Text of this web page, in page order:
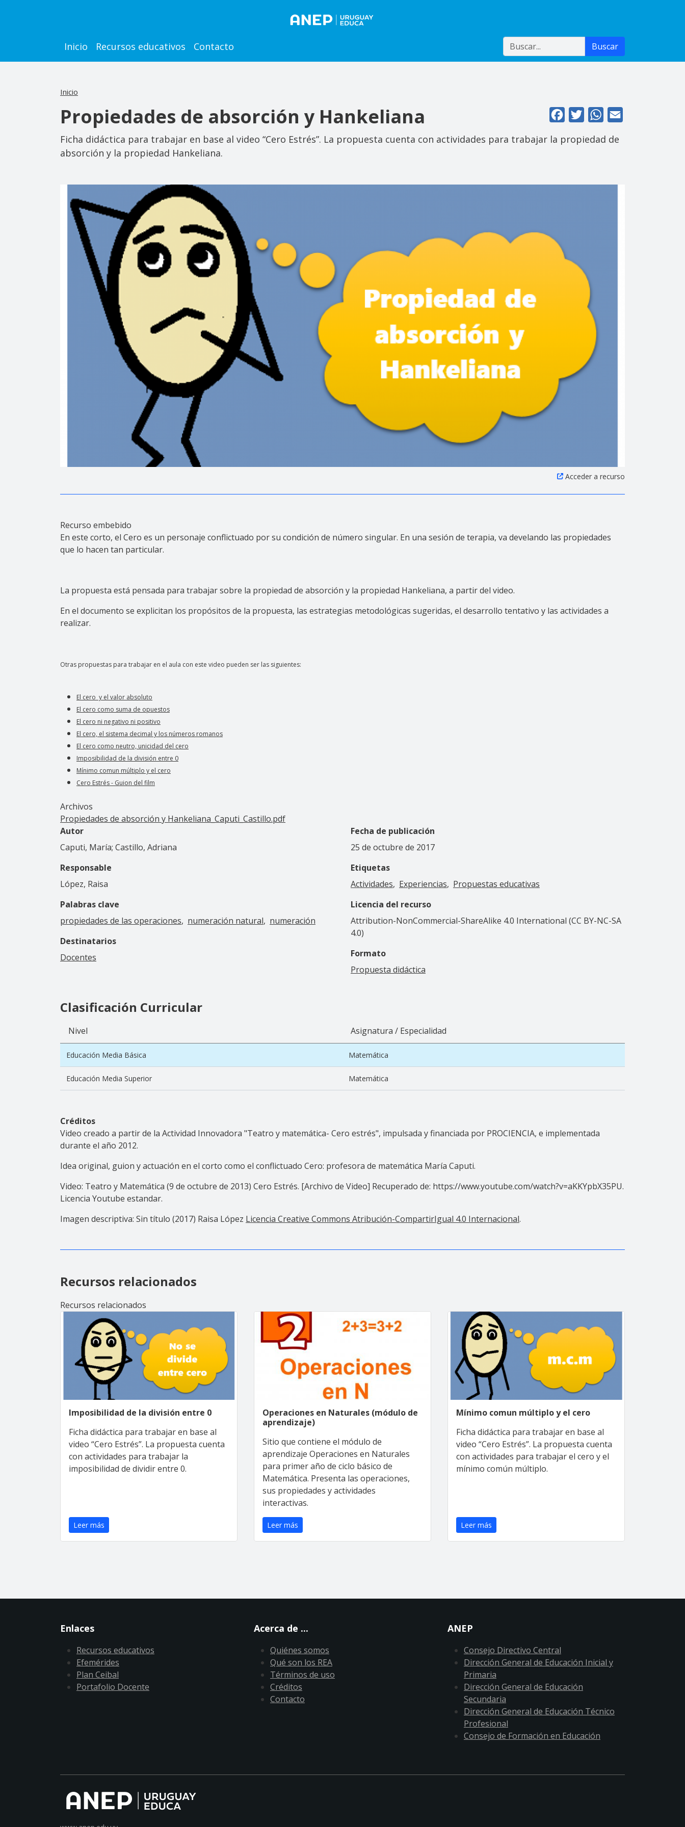
Main navigation
Inicio Recursos educativos Contacto Buscar Buscar
Inicio
FacebookTwitterWhatsApp
Propiedades de absorción y Hankeliana
Ficha didáctica para trabajar en base al video “Cero Estrés”. La propuesta cuenta con actividades para trabajar la propiedad de
absorción y la propiedad Hankeliana.
Acceder a recurso
Recurso embebido
En este corto, el Cero es un personaje conflictuado por su condición de número singular. En una sesión de terapia, va develando las propiedades
que lo hacen tan particular.
La propuesta está pensada para trabajar sobre la propiedad de absorción y la propiedad Hankeliana, a partir del video.
En el documento se explicitan los propósitos de la propuesta, las estrategias metodológicas sugeridas, el desarrollo tentativo y las actividades a
realizar.
Otras propuestas para trabajar en el aula con este video pueden ser las siguientes:
El cero y el valor absoluto
El cero como suma de opuestos
El cero ni negativo ni positivo
El cero, el sistema decimal y los números romanos
El cero como neutro, unicidad del cero
Imposibilidad de la división entre 0
Mínimo comun múltiplo y el cero
Cero Estrés - Guion del film
Archivos
Propiedades de absorción y Hankeliana_Caputi_Castillo.pdf
Autor
Caputi, María; Castillo, Adriana
Responsable
López, Raisa
Palabras clave
propiedades de las operaciones
numeración natural
numeración
Destinatarios
Docentes
Fecha de publicación
25 de octubre de 2017
Etiquetas
Actividades
Experiencias
Propuestas educativas
Licencia del recurso
Attribution-NonCommercial-ShareAlike 4.0 International (CC BY-NC-SA
4.0)
Formato
Propuesta didáctica
Clasificación Curricular
Nivel
Educación Media Básica
Educación Media Superior
Asignatura / Especialidad
Matemática
Matemática
Créditos
Video creado a partir de la Actividad Innovadora "Teatro y matemática- Cero estrés", impulsada y financiada por PROCIENCIA, e implementada
durante el año 2012.
Idea original, guion y actuación en el corto como el conflictuado Cero: profesora de matemática María Caputi.
Video: Teatro y Matemática (9 de octubre de 2013) Cero Estrés. [Archivo de Video] Recuperado de: https://www.youtube.com/watch?v=aKKYpbX35PU.
Licencia Youtube estandar.
Imagen descriptiva: Sin título (2017) Raisa López Licencia Creative Commons Atribución-CompartirIgual 4.0 Internacional.
Recursos relacionados
Recursos relacionados
Imposibilidad de la división entre 0
Ficha didáctica para trabajar en base al
video “Cero Estrés”. La propuesta cuenta
con actividades para trabajar la
imposibilidad de dividir entre 0.
Leer más
Operaciones en Naturales (módulo de
aprendizaje)
Sitio que contiene el módulo de
aprendizaje Operaciones en Naturales
para primer año de ciclo básico de
Matemática. Presenta las operaciones,
sus propiedades y actividades
interactivas.
Leer más
Mínimo comun múltiplo y el cero
Ficha didáctica para trabajar en base al
video “Cero Estrés”. La propuesta cuenta
con actividades para trabajar el cero y el
mínimo común múltiplo.
Leer más
Enlaces
Recursos educativos
Efemérides
Plan Ceibal
Portafolio Docente
Acerca de ...
Quiénes somos
Qué son los REA
Términos de uso
Créditos
Contacto
ANEP
Consejo Directivo Central
Dirección General de Educación Inicial y
Primaria
Dirección General de Educación
Secundaria
Dirección General de Educación Técnico
Profesional
Consejo de Formación en Educación